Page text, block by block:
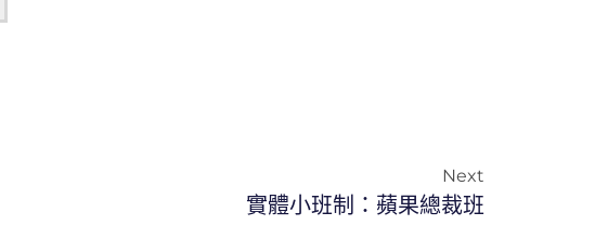
Next
實體小班制：蘋果總裁班